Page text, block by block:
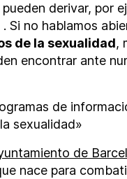
derivar, por
Si no hablamos
de la sexualidad,
encontrar ante
de
sexualidad»
de
nace para